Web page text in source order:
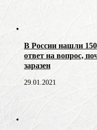
В России нашли
ответ на вопрос,
заразен
29.01.2021